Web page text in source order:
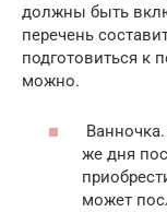
должны быть
перечень
подготовиться к
можно.
же дня
может